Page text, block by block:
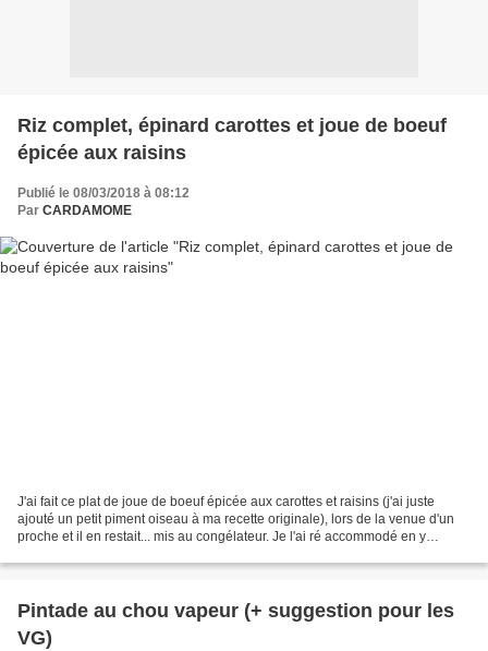
Riz complet, épinard carottes et joue de boeuf
épicée aux raisins
Publié le 08/03/2018 à 08:12
Par CARDAMOME
J'ai fait ce plat de joue de boeuf épicée aux carottes et raisins (j'ai juste
ajouté un petit piment oiseau à ma recette originale), lors de la venue d'un
proche et il en restait... mis au congélateur. Je l'ai ré accommodé en y
Pintade au chou vapeur (+ suggestion pour les
VG)